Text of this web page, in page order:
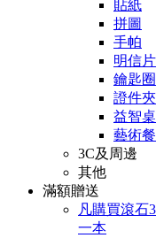
貼紙
拼圖
手帕
明信片
鑰匙圈
證件夾
益智
藝術
3C及周邊
其他
滿額贈送
凡購買滾石
一本